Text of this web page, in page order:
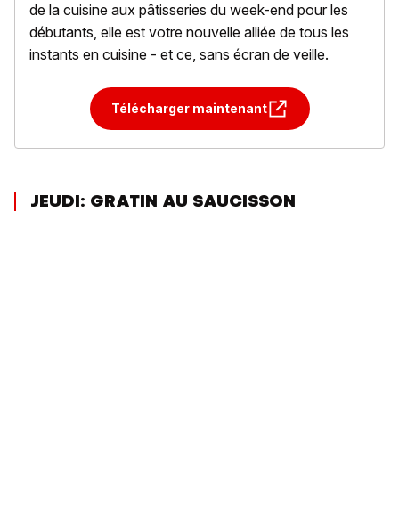
de la cuisine aux pâtisseries du week-end pour les
débutants, elle est votre nouvelle alliée de tous les
instants en cuisine - et ce, sans écran de veille.
Télécharger maintenant
JEUDI: GRATIN AU SAUCISSON